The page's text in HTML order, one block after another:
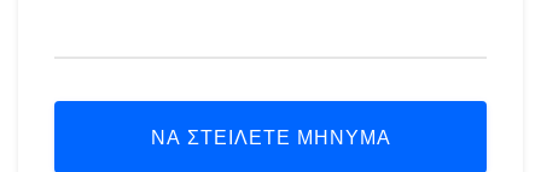
ΝΑ ΣΤΕΊΛΕΤΕ ΜΉΝΥΜΑ